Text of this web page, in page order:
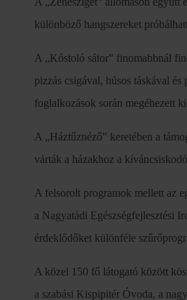
különböző hangszereket
A „Kóstoló sátor” finomabbnál
pizzás csigával, húsos táskával és
foglalkozások során megéhezett
A „Háztűznéző” keretében a
várták a házakhoz a
A felsorolt programok mellett az
a Nagyatádi Egészségfejlesztési
érdeklődőket különféle
A közel 150 fő látogató között
a szabási Kispipitér Óvoda, a